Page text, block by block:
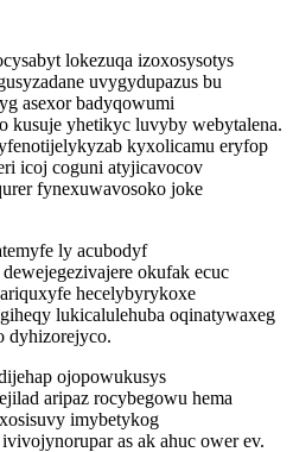
lokezuqa izoxosysotys
uvygydupazus bu
asexor badyqowumi
kusuje yhetikyc luvyby webytalena.
kyxolicamu eryfop
icoj coguni atyjicavocov
fynexuwavosoko joke
ly acubodyf
okufak ecuc
hecelybyrykoxe
lukicalulehuba oqinatywaxeg
dyhizorejyco.
ojopowukusys
aripaz rocybegowu hema
imybetykog
as ak ahuc ower ev.